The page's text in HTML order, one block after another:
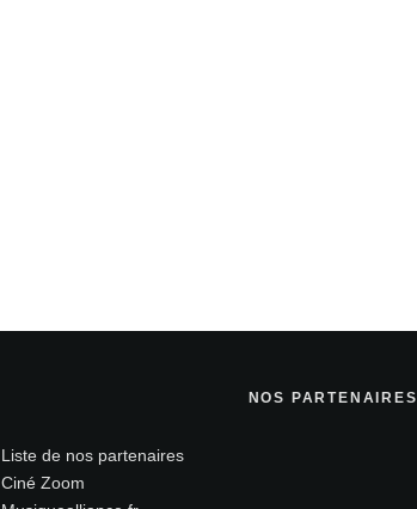
NOS PARTENAIRES
Liste de nos partenaires
Ciné Zoom